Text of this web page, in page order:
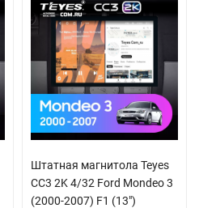
Штатная магнитола Teyes
CC3 2K 4/32 Ford Mondeo 3
(2000-2007) F1 (13")